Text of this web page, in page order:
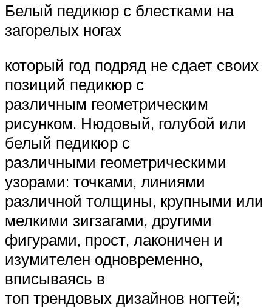
Белый педикюр с блестками на
загорелых ногах
который год подряд не сдает своих
позиций педикюр с
различным геометрическим
рисунком. Нюдовый, голубой или
белый педикюр с
различными геометрическими
узорами: точками, линиями
различной толщины, крупными или
мелкими зигзагами, другими
фигурами, прост, лаконичен и
изумителен одновременно,
вписываясь в
топ трендовых дизайнов ногтей;